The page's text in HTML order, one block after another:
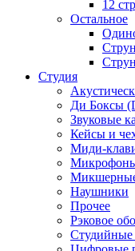
12
Остальное
Студия
Ди Боксы
Звуковые
Кейсы и
Миди-
Наушники
Прочее
Рэковое